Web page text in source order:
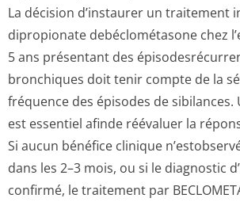
La décision d’instaurer un traitement
dipropionate debéclométasone chez
5 ans présentant des
bronchiques doit tenir compte de la
fréquence des épisodes de sibilances.
est essentiel afinde réévaluer la
Si aucun bénéfice clinique
dans les 2–3 mois, ou si le diagnostic
confirmé, le traitement par